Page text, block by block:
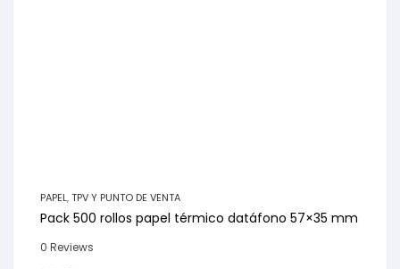
PAPEL,TPV Y PUNTO DE VENTA
Pack 500 rollos papel térmico datáfono 57×35 mm
0 Reviews